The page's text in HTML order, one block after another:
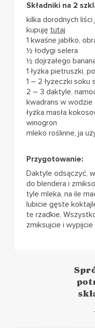
Składniki na 2
kilka dorodnych liści
kupuję tutaj
1 kwaśne jabłko,
½ łodygi selera
½ dojrzałego
1 łyżka pietruszki,
1 – 2 łyżeczki soku
2 – 3 daktyle,
kwadrans w wodzie
łyżka masła
winogron
mleko roślinne, ja
Przygotowanie:
Daktyle odsączyć,
do blendera i
tyle mleka, na ile
lubicie gęste
te rzadkie.
zmiksujcie i wypijcie